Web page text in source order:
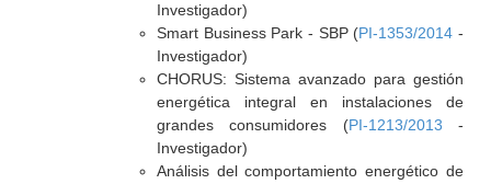
Investigador)
Smart Business Park - SBP (PI-1353/2014 -
Investigador)
CHORUS: Sistema avanzado para gestión
energética integral en instalaciones de
grandes consumidores (PI-1213/2013 -
Investigador)
Análisis del comportamiento energético de